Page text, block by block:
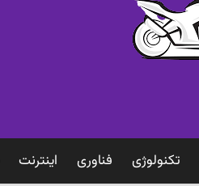
تکنولوژی فناوری اينترنت